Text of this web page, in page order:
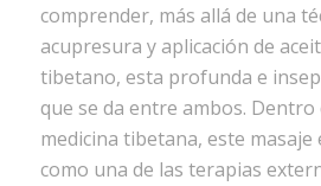
comprender, más allá de una
acupresura y aplicación de
tibetano, esta profunda e
que se da entre ambos.
medicina tibetana, este masaje
como una de las terapias